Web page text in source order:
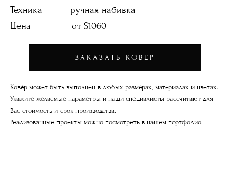
Техника ручная набивка
Цена от $1060
ЗАКАЗАТЬ КОВЕР
Ковёр может быть выполнен в любых размерах, материалах и цветах.
Укажите желаемые параметры и наши специалисты рассчитают для
Вас стоимость и срок производства.
Реализованные проекты можно посмотреть в нашем портфолио.